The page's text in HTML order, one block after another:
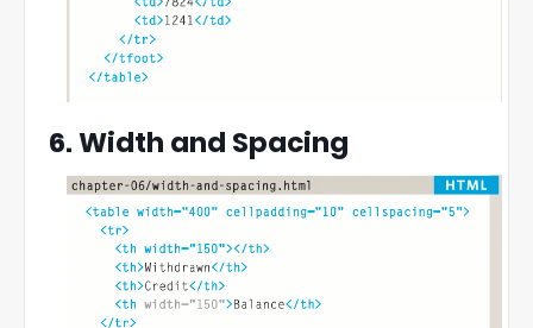
6. Width and Spacing